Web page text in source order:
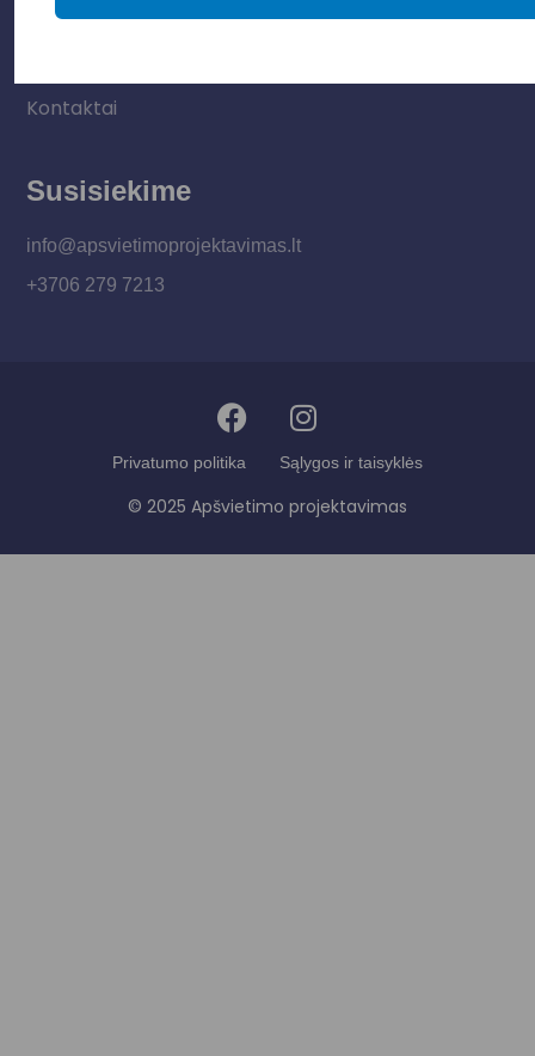
Kontaktai
Susisiekime
info@apsvietimoprojektavimas.lt
+3706 279 7213
Privatumo politika Sąlygos ir taisyklės
© 2025 Apšvietimo projektavimas